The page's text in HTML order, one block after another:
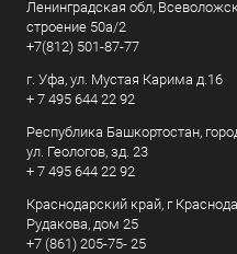
Ленинградская обл,
строение 50а/2
+7(812) 501-87-77
г. Уфа, ул. Мустая Карима д.16
+ 7 495 644 22 92
Республика Башкортостан,
ул. Геологов, зд. 23
+ 7 495 644 22 92
Краснодарский край, г
Рудакова, дом 25
+7 (861) 205-75- 25